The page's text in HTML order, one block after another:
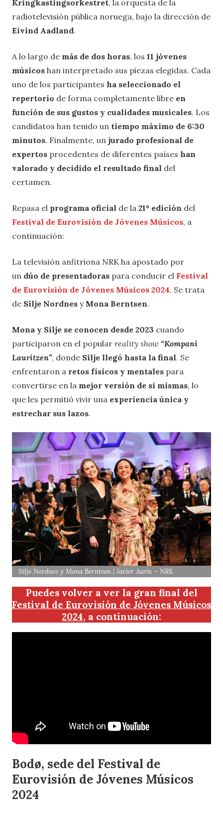
Kringkastingsorkestret, la orquesta de la
radiotelevisión pública noruega, bajo la dirección de
Eivind Aadland.
A lo largo de más de dos horas, los 11 jóvenes
músicos han interpretado sus piezas elegidas. Cada
uno de los participantes ha seleccionado el
repertorio de forma completamente libre en
función de sus gustos y cualidades musicales. Los
candidatos han tenido un tiempo máximo de 6:30
minutos. Finalmente, un jurado profesional de
expertos procedentes de diferentes países han
valorado y decidido el resultado final del
certamen.
Repasa el programa oficial de la 21º edición del
Festival de Eurovisión de Jóvenes Músicos, a
continuación:
La televisión anfitriona NRK ha apostado por
un dúo de presentadoras para conducir el Festival
de Eurovisión de Jóvenes Músicos 2024. Se trata
de Silje Nordnes yMona Berntsen.
Mona y Silje se conocen desde 2023 cuando
participaron en el popular reality show “Kompani
Lauritzen”, donde Silje llegó hasta la final. Se
enfrentaron a retos físicos y mentales para
convertirse en la mejor versión de sí mismas, lo
que les permitió vivir una experiencia única y
estrechar sus lazos.
Silje Nordnes y Mona Berntsen | Javier Auris – NRK
Puedes volver a ver la gran final del
Festival de Eurovisión de Jóvenes Músicos
2024, a continuación:
Bodø, sede del Festival de
Eurovisión de Jóvenes Músicos
2024